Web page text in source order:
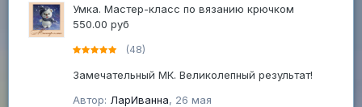
Умка. Мастер-класс по вязанию крючком
550.00 руб
(48)
Замечательный МК. Великолепный результат!
Автор: ЛарИванна, 26 мая